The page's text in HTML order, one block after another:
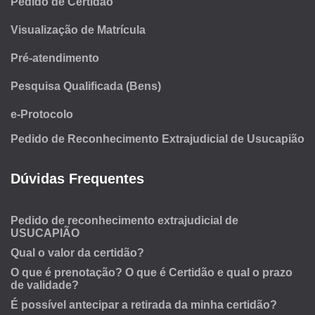
Visualização de Matrícula
Pré-atendimento
Pesquisa Qualificada (Bens)
e-Protocolo
Pedido de Reconhecimento Extrajudicial de Usucapião
Dúvidas Frequentes
Pedido de reconhecimento extrajudicial de
USUCAPIÃO
Qual o valor da certidão?
O que é prenotação? O que é Certidão e qual o prazo
de validade?
É possível antecipar a retirada da minha certidão?